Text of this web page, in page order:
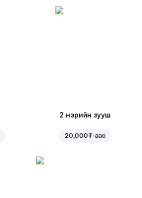
2 нэрийн зууш
20,000 ₮-аас